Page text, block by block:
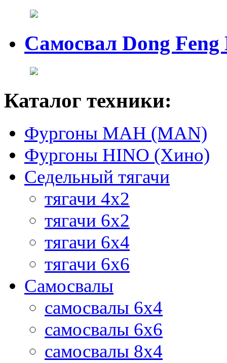
Самосвал Dong
Каталог техники:
Фургоны МАН (MAN)
Фургоны HINO (Хино)
Седельный тягачи
тягачи 4х2
тягачи 6х2
тягачи 6х4
тягачи 6х6
Самосвалы
самосвалы 6x4
самосвалы 6x6
самосвалы 8x4